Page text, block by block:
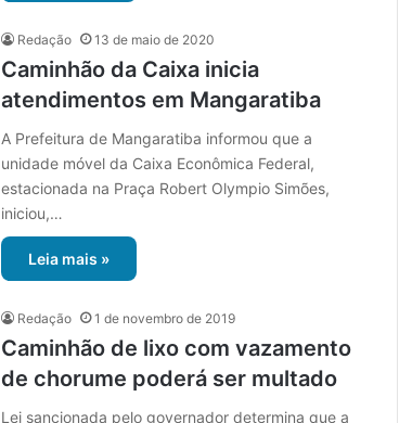
Redação 13 de maio de 2020
Caminhão da Caixa inicia
atendimentos em Mangaratiba
A Prefeitura de Mangaratiba informou que a
unidade móvel da Caixa Econômica Federal,
estacionada na Praça Robert Olympio Simões,
iniciou,…
Leia mais »
Redação 1 de novembro de 2019
Caminhão de lixo com vazamento
de chorume poderá ser multado
Lei sancionada pelo governador determina que a